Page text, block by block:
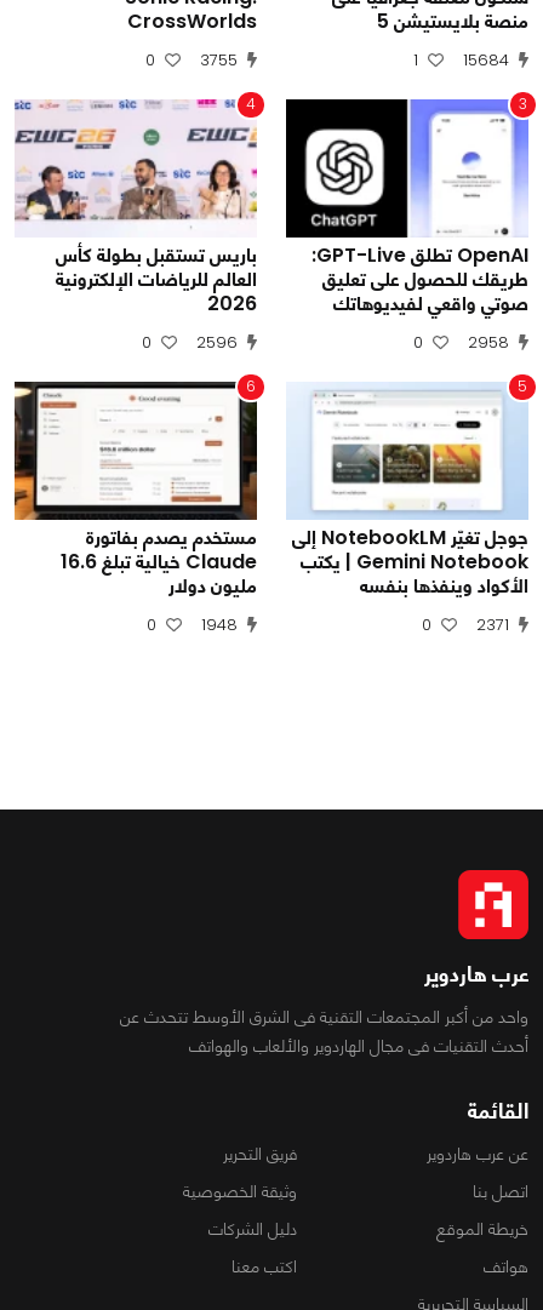
منصة بلايستيشن 5
15684
1
CrossWorlds
3755
0
3
OpenAI تطلق GPT-Live:
طريقك للحصول على تعليق
صوتي واقعي لفيديوهاتك
2958
0
4
باريس تستقبل بطولة كأس
العالم للرياضات الإلكترونية
2026
2596
0
5
جوجل تغيّر NotebookLM إلى
Gemini Notebook | يكتب
الأكواد وينفذها بنفسه
2371
0
6
مستخدم يصدم بفاتورة
Claude خيالية تبلغ 16.6
مليون دولار
1948
0
عرب هاردوير
واحد من أكبر المجتمعات التقنية فى الشرق الأوسط تتحدث عن
أحدث التقنيات فى مجال الهاردوير والألعاب والهواتف
القائمة
عن عرب هاردوير
فريق التحرير
اتصل بنا
وثيقة الخصوصية
خريطة الموقع
دليل الشركات
هواتف
اكتب معنا
السياسة التحريرية